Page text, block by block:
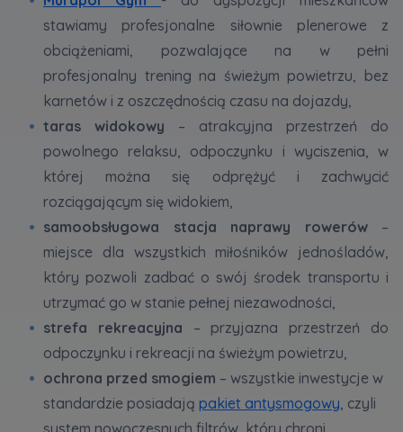
stawiamy profesjonalne siłownie plenerowe z
obciążeniami, pozwalające na w pełni
profesjonalny trening na świeżym powietrzu, bez
karnetów i z oszczędnością czasu na dojazdy,
taras widokowy – atrakcyjna przestrzeń do
powolnego relaksu, odpoczynku i wyciszenia, w
której można się odprężyć i zachwycić
rozciągającym się widokiem,
samoobsługowa stacja naprawy rowerów–
miejsce dla wszystkich miłośników jednośladów,
który pozwoli zadbać o swój środek transportu i
utrzymać go w stanie pełnej niezawodności,
strefa rekreacyjna – przyjazna przestrzeń do
odpoczynku i rekreacji na świeżym powietrzu,
ochrona przed smogiem – wszystkie inwestycje w
standardzie posiadają pakiet antysmogowy , czyli
system nowoczesnych filtrów, który chroni